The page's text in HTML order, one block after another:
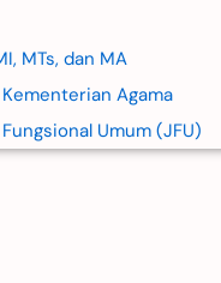
MTs, dan MA
Agama
Umum (JFU)